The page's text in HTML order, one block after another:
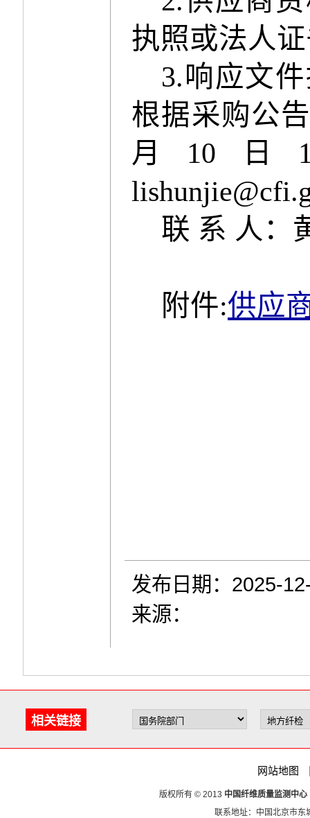
执照或法人
3.响应文
根据采购公
月 10 日
联 系 人：
附件:供应
发布日期：2025-
来源：
相关链接
网站地图
版权所有 © 2013 中国纤维质量监测中心
联系地址：中国北京市东